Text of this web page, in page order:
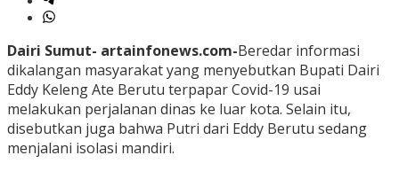
Dairi Sumut- artainfonews.com-Beredar informasi
dikalangan masyarakat yang menyebutkan Bupati Dairi
Eddy Keleng Ate Berutu terpapar Covid-19 usai
melakukan perjalanan dinas ke luar kota. Selain itu,
disebutkan juga bahwa Putri dari Eddy Berutu sedang
menjalani isolasi mandiri.